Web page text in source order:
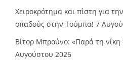
Χειροκρότημα και πίστη για
οπαδούς στην Τούμπα! 7
Βίτορ Μπρούνο: «Παρά τη νίκη
Αυγούστου 2026